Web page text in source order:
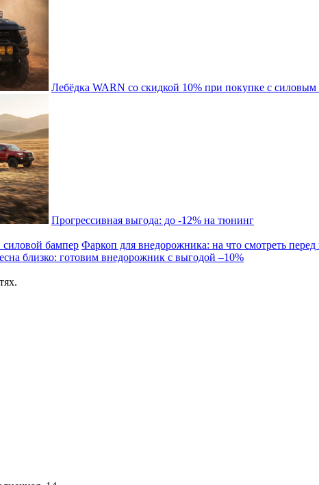
Лебёдка WARN со скидкой 10% при покупке с
Прогрессивная выгода: до -12% на тюнинг
бампер Фаркоп для внедорожника: на что смотреть перед
близко: готовим внедорожник с выгодой –10%